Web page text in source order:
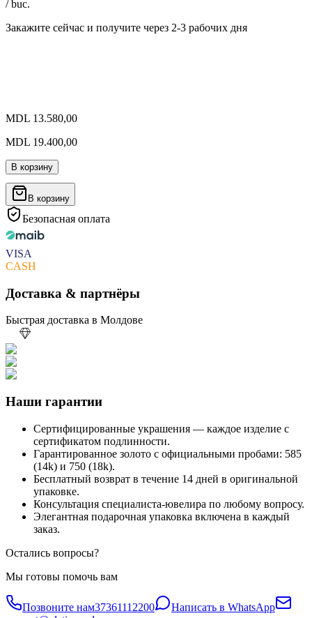
/ buc.
Закажите сейчас и получите через 2-3 рабочих дня
MDL 13.580,00
MDL 19.400,00
В корзину
В корзину
Безопасная оплата
VISA
CASH
Доставка & партнёры
Быстрая доставка в Молдове
Наши гарантии
Сертифицированные украшения — каждое изделие с
сертификатом подлинности.
Гарантированное золото с официальными пробами: 585
(14k) и 750 (18k).
Бесплатный возврат в течение 14 дней в оригинальной
упаковке.
Консультация специалиста-ювелира по любому вопросу.
Элегантная подарочная упаковка включена в каждый
заказ.
Остались вопросы?
Мы готовы помочь вам
Позвоните нам37361112200
Написать в WhatsApp